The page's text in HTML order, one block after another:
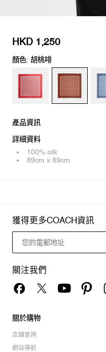
HKD 1,250
顏色: 胡桃啡
產品資訊
詳細資料
100% silk
89cm x 89cm
獲得更多COACH資訊
關注我們
關於購物
店舖查詢
網站導航